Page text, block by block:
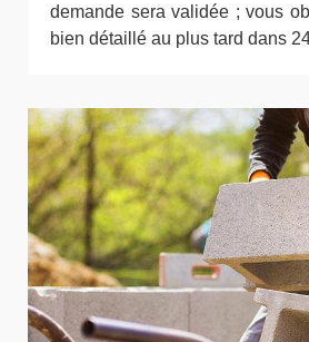
demande sera validée ; vous
bien détaillé au plus tard dans